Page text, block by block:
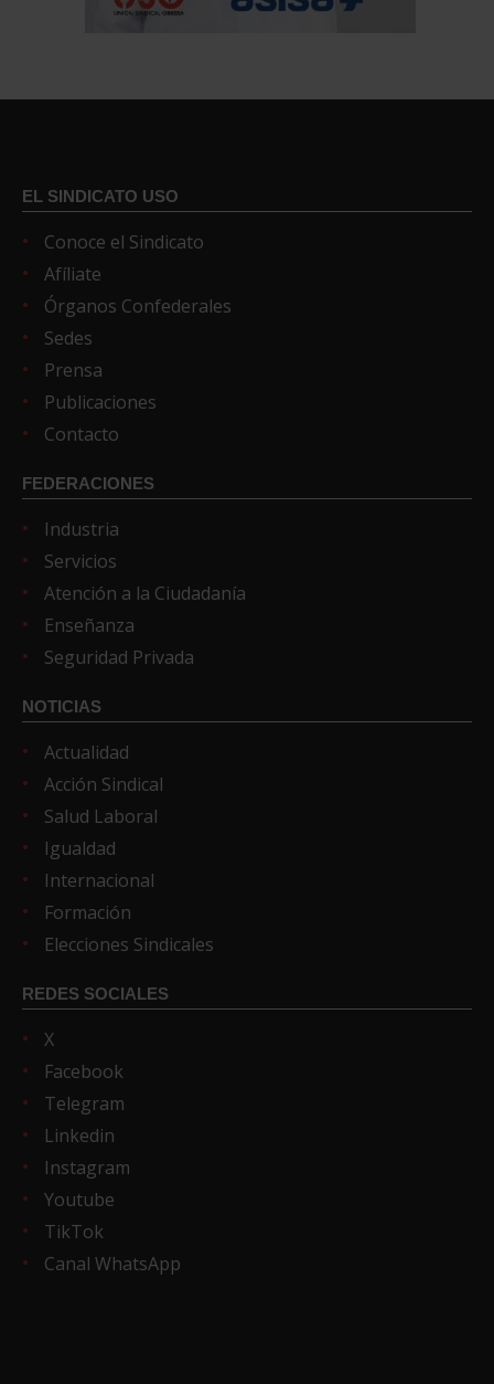
EL SINDICATO USO
Conoce el Sindicato
Afíliate
Órganos Confederales
Sedes
Prensa
Publicaciones
Contacto
FEDERACIONES
Industria
Servicios
Atención a la Ciudadanía
Enseñanza
Seguridad Privada
NOTICIAS
Actualidad
Acción Sindical
Salud Laboral
Igualdad
Internacional
Formación
Elecciones Sindicales
REDES SOCIALES
X
Facebook
Telegram
Linkedin
Instagram
Youtube
TikTok
Canal WhatsApp